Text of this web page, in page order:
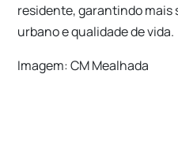
residente, garantindo
urbano e qualidade de vida.
Imagem: CM Mealhada